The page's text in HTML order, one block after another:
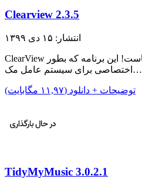
Clearview 2.3.5
انتشار: ۱۵ دی ۱۳۹۹
ClearView کتابخانه‌ی جدید مک شماست! این برنامه که بطور
اختصاصی برای سیستم عامل مک…
توضیحات + دانلود (۱۱,۹۷ مگابایت)
TidyMyMusic 3.0.2.1